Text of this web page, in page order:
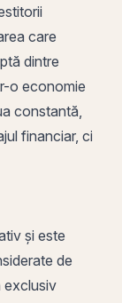
care
dintre
o economie
constantă,
financiar, ci
și este
de
exclusiv